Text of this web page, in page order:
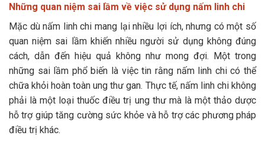
Những quan niệm sai lầm về việc sử dụng nấm linh chi
Mặc dù nấm linh chi mang lại nhiều lợi ích, nhưng có một số
quan niệm sai lầm khiến nhiều người sử dụng không đúng
cách, dẫn đến hiệu quả không như mong đợi. Một trong
những sai lầm phổ biến là việc tin rằng nấm linh chi có thể
chữa khỏi hoàn toàn ung thư gan. Thực tế, nấm linh chi không
phải là một loại thuốc điều trị ung thư mà là một thảo dược
hỗ trợ giúp tăng cường sức khỏe và hỗ trợ các phương pháp
điều trị khác.